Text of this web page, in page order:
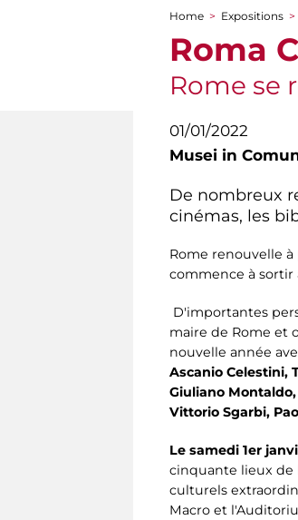
You are here
Home > Expositions >
Roma
Rome se
01/01/2022
Musei in
De nombreux
cinémas, les
Rome renouvelle
commence à sortir
D'importantes
maire de Rome et
nouvelle année
Ascanio Celestini,
Giuliano
Vittorio Sgarbi,
Le samedi 1er
cinquante lieux de
culturels
Macro et